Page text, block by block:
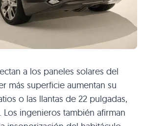
a los paneles solares del
más superficie aumentan su
o las llantas de 22 pulgadas,
ingenieros también afirman